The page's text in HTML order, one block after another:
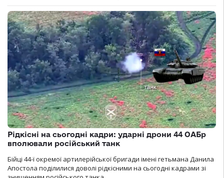
Рідкісні на сьогодні кадри: ударні дрони 44 ОАБр
вполювали російський танк
Бійці 44-ї окремої артилерійської бригади імені гетьмана Данила
Апостола поділилися доволі рідкісними на сьогодні кадрами зі